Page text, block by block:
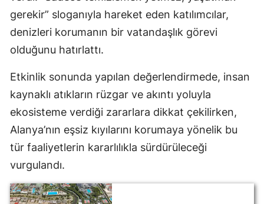
gerekir” sloganıyla hareket eden katılımcılar,
denizleri korumanın bir vatandaşlık görevi
olduğunu hatırlattı.
Etkinlik sonunda yapılan değerlendirmede, insan
kaynaklı atıkların rüzgar ve akıntı yoluyla
ekosisteme verdiği zararlara dikkat çekilirken,
Alanya’nın eşsiz kıyılarını korumaya yönelik bu
tür faaliyetlerin kararlılıkla sürdürüleceği
vurgulandı.